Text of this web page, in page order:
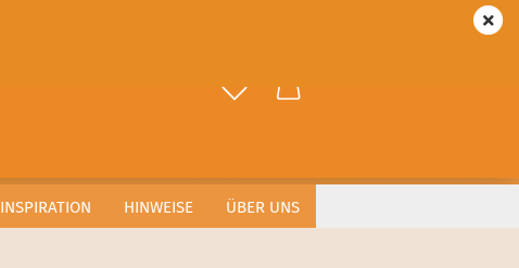
Passwort
INSPIRATION HINWEISE ÜBER UNS